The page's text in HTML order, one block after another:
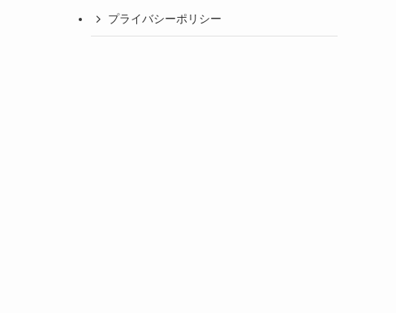
プライバシーポリシー